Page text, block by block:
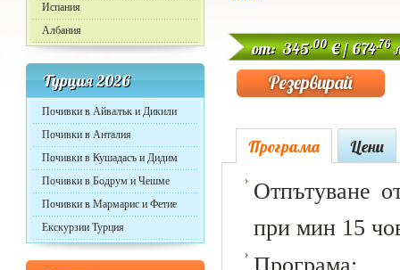
Испания
Албания
Турция 2026
Почивки в Айвалък и Дикили
Почивки в Анталия
Почивки в Кушадасъ и Дидим
Почивки в Бодрум и Чешме
Почивки в Мармарис и Фетие
Екскурзии Турция
от: 345.00€ / 674.76
Програма Цени
Отпътуване
при мин 15